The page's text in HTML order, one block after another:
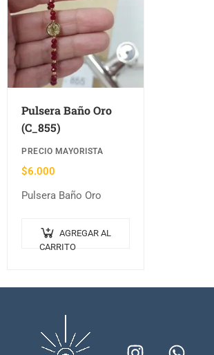
Pulsera Baño Oro
(C_855)
PRECIO MAYORISTA
$6.000
Pulsera Baño Oro
AGREGAR AL
CARRITO